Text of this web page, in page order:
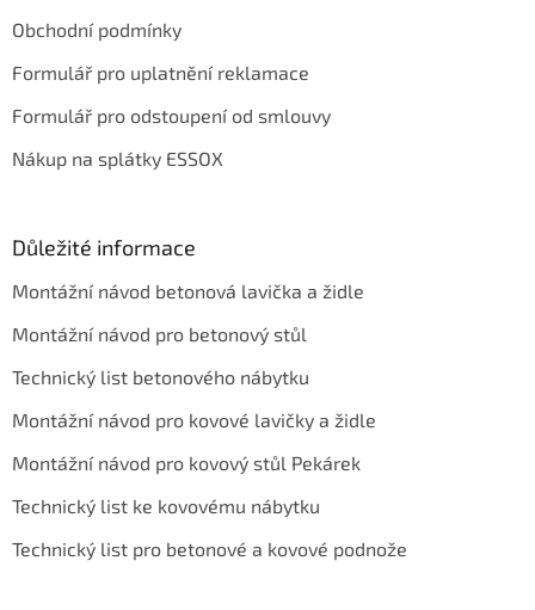
Obchodní podmínky
Formulář pro uplatnění reklamace
Formulář pro odstoupení od smlouvy
Nákup na splátky ESSOX
Důležité informace
Montážní návod betonová lavička a židle
Montážní návod pro betonový stůl
Technický list betonového nábytku
Montážní návod pro kovové lavičky a židle
Montážní návod pro kovový stůl Pekárek
Technický list ke kovovému nábytku
Technický list pro betonové a kovové podnože